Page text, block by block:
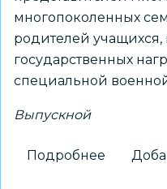
многопоколенных
родителей учащихся,
государственных
специальной
Выпускной
Подробнее